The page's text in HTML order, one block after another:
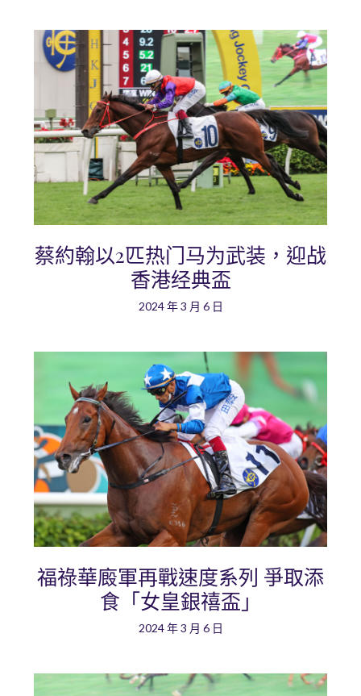
蔡約翰以2匹热门马为武装，迎战
香港经典盃
2024 年 3 月 6 日
福祿華廄軍再戰速度系列 爭取添
食「女皇銀禧盃」
2024 年 3 月 6 日